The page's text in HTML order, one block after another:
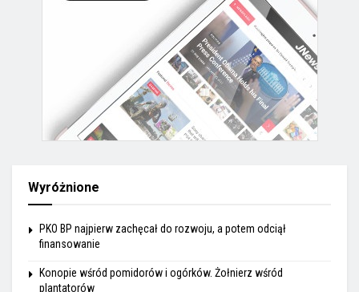
Wyróżnione
PKO BP najpierw zachęcał do rozwoju, a potem odciął
finansowanie
Konopie wśród pomidorów i ogórków. Żołnierz wśród
plantatorów